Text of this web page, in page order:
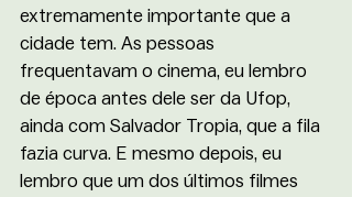
extremamente importante que a
cidade tem. As pessoas
frequentavam o cinema, eu lembro
de época antes dele ser da Ufop,
ainda com Salvador Tropia, que a fila
fazia curva. E mesmo depois, eu
lembro que um dos últimos filmes